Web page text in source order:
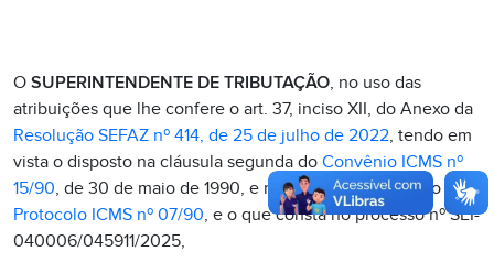
O SUPERINTENDENTE DE TRIBUTAÇÃO, no uso das
atribuições que lhe confere o art. 37, inciso XII, do Anexo da
Resolução SEFAZ nº 414, de 25 de julho de 2022, tendo em
vista o disposto na cláusula segunda do Convênio ICMS nº
15/90, de 30 de maio de 1990, e na cláusula primeira do
Protocolo ICMS nº 07/90, e o que consta no processo nº SEI-
040006/045911/2025,